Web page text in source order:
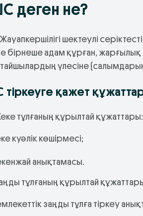
деген не?
шектеулі
бірнеше адам құрған,
үлесіне
қажет құжаттар
тұлғаның құрылтай құжаттары:
куәлік көшірмесі;
анықтамасы.
тұлғаның құрылтай
заңды тұлға тіркеу